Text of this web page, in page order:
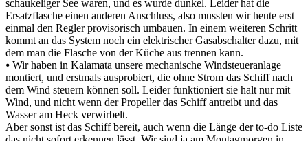
schaukeliger See waren, und es wurde dunkel. Leider hat die
Ersatzflasche einen anderen Anschluss, also mussten wir heute erst
einmal den Regler provisorisch umbauen. In einem weiteren Schritt
kommt an das System noch ein elektrischer Gasabschalter dazu, mit
dem man die Flasche von der Küche aus trennen kann.
⦁ Wir haben in Kalamata unsere mechanische Windsteueranlage
montiert, und erstmals ausprobiert, die ohne Strom das Schiff nach
dem Wind steuern können soll. Leider funktioniert sie halt nur mit
Wind, und nicht wenn der Propeller das Schiff antreibt und das
Wasser am Heck verwirbelt.
Aber sonst ist das Schiff bereit, auch wenn die Länge der to-do Liste